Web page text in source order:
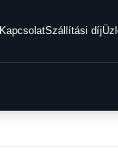
KapcsolatSzállítási díj